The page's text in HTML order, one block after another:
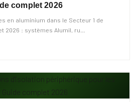
complet 2026
en aluminium dans le Secteur 1 de
2026 : systèmes Alumil, ru